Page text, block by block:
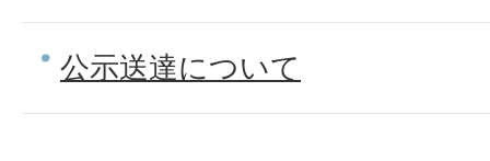
公示送達について